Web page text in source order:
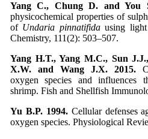
Yang C., Chung D. and You
physicochemical properties of
of Undaria pinnatifidausing light
Chemistry, 111(2): 503–507.
Yang H.T., Yang M.C., Sun
X.W. and Wang J.X. 2015.
oxygen species and influences
shrimp. Fish and Shellfish
Yu B.P. 1994. Cellular defenses
oxygen species. Physiological